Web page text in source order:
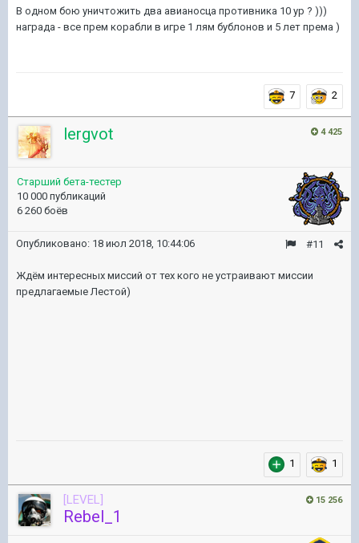
В одном бою уничтожить два авианосца противника 10 ур ? )))
награда - все прем корабли в игре 1 лям бублонов и 5 лет према )
7 2
4 425
lergvot
Старший бета-тестер
10 000 публикаций
6 260 боёв
#11
Опубликовано: 18 июл 2018, 10:44:06
Ждём интересных миссий от тех кого не устраивают миссии
предлагаемые Лестой)
1 1
15 256
[LEVEL]
Rebel_1